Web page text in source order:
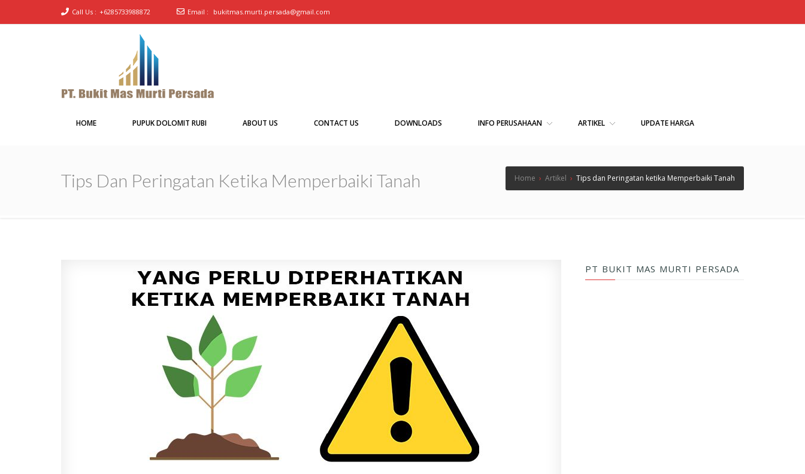
Call Us : +6285733988872 Email : bukitmas.murti.persada@gmail.com
Persada
HOME PUPUK DOLOMIT RUBI ABOUT US CONTACT US DOWNLOADS INFO PERUSAHAAN ARTIKEL UPDATE HARGA
Tips Dan Peringatan Ketika Memperbaiki Tanah Home › Artikel › Tips dan Peringatan ketika Memperbaiki Tanah
PT BUKIT MAS MURTI PERSADA